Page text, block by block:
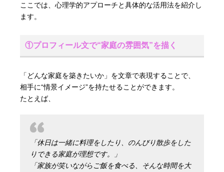
ここでは、心理学的アプローチと具体的な活用法を紹介し
ます。
①プロフィール文で“家庭の雰囲気”を描く
「どんな家庭を築きたいか」を文章で表現することで、
相手に“情景イメージ”を持たせることができます。
たとえば、
「休日は一緒に料理をしたり、のんびり散歩をした
りできる家庭が理想です。」
「家族が笑いながらご飯を食べる、そんな時間を大